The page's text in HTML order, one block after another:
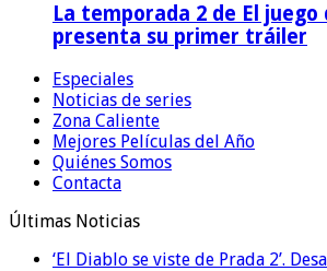
La temporada 2 de El juego
presenta su primer tráiler
Especiales
Noticias de series
Zona Caliente
Mejores Películas del Año
Quiénes Somos
Contacta
Últimas Noticias
‘El Diablo se viste de Prada 2’.